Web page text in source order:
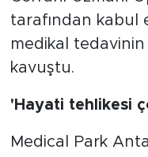
tarafından kabul
medikal tedavinin
kavuştu.
'Hayati tehlikesi
Medical Park